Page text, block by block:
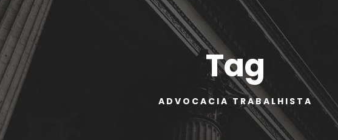
Tag
ADVOCACIA TRABALHISTA